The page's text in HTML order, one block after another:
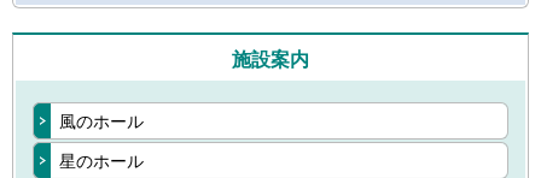
施設案内
風のホール
星のホール